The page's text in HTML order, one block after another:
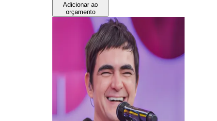
Adicionar ao
orçamento